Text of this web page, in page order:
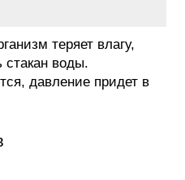
теряет влагу,
стакан воды.
давление придет в